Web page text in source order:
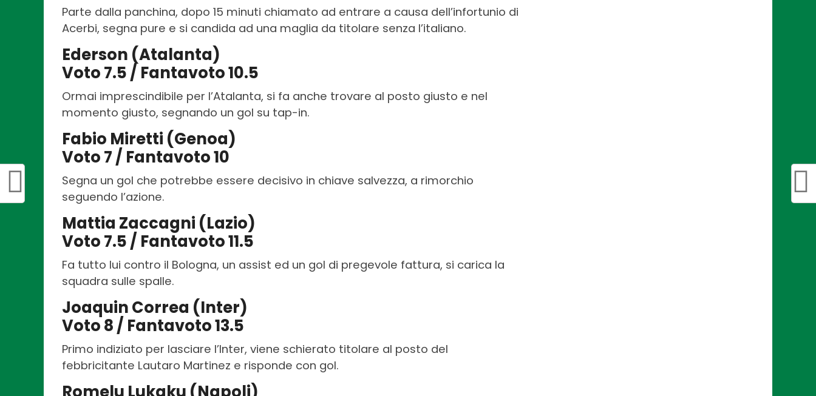
Parte dalla panchina, dopo 15 minuti chiamato ad entrare a causa dell’infortunio di
Acerbi, segna pure e si candida ad una maglia da titolare senza l’italiano.
Ederson (Atalanta)
Voto 7.5 / Fantavoto 10.5
Ormai imprescindibile per l’Atalanta, si fa anche trovare al posto giusto e nel
momento giusto, segnando un gol su tap-in.
Fabio Miretti (Genoa)
Voto 7 / Fantavoto 10
Segna un gol che potrebbe essere decisivo in chiave salvezza, a rimorchio
seguendo l’azione.
Mattia Zaccagni (Lazio)
Voto 7.5 / Fantavoto 11.5
Fa tutto lui contro il Bologna, un assist ed un gol di pregevole fattura, si carica la
squadra sulle spalle.
Joaquin Correa (Inter)
Voto 8 / Fantavoto 13.5
Primo indiziato per lasciare l’Inter, viene schierato titolare al posto del
febbricitante Lautaro Martinez e risponde con gol.